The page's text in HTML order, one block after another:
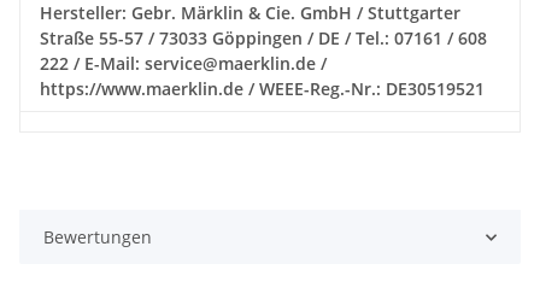
Hersteller: Gebr. Märklin & Cie. GmbH / Stuttgarter
Straße 55-57 / 73033 Göppingen / DE / Tel.: 07161 / 608
222 / E-Mail: service@maerklin.de /
https://www.maerklin.de / WEEE-Reg.-Nr.: DE30519521
Bewertungen